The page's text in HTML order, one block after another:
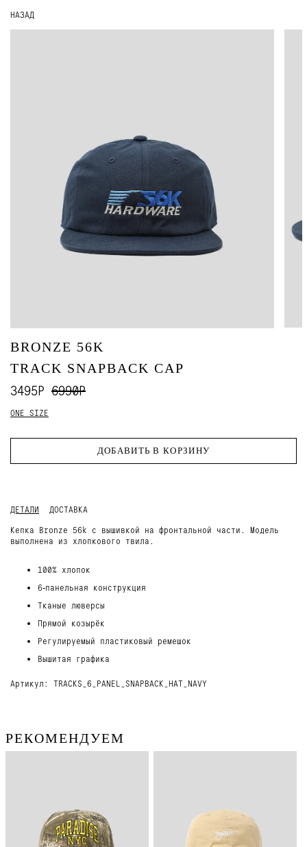
НАЗАД
BRONZE 56K
TRACK SNAPBACK CAP
3495Р 6990Р
ONE SIZE
ДОБАВИТЬ В КОРЗИНУ
ДЕТАЛИ
ДОСТАВКА
Кепка Bronze 56k с вышивкой на фронтальной части. Модель
выполнена из хлопкового твила.
100% хлопок
6‑панельная конструкция
Тканые люверсы
Прямой козырёк
Регулируемый пластиковый ремешок
Вышитая графика
Артикул: TRACKS_6_PANEL_SNAPBACK_HAT_NAVY
РЕКОМЕНДУЕМ